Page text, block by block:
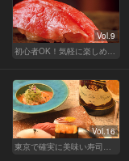
Vol.9
初心者OK！気軽に楽しめる鮨の人気店
Vol.16
東京で確実に美味い寿司はここだ！